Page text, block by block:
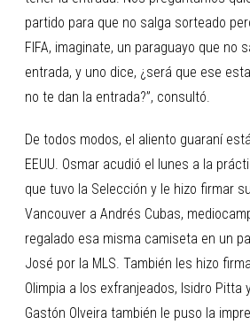
partido para que no salga sorteado
FIFA, imaginate, un paraguayo que no
entrada, y uno dice, ¿será que ese
no te dan la entrada?”, consultó.
De todos modos, el aliento guaraní
EEUU. Osmar acudió el lunes a la
que tuvo la Selección y le hizo firmar
Vancouver a Andrés Cubas,
regalado esa misma camiseta en un
José por la MLS. También les hizo
Olimpia a los exfranjeados, Isidro Pitta
Gastón Olveira también le puso la